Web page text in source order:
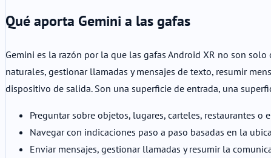
Qué aporta Gemini a las gafas
Gemini es la razón por la que las gafas Android XR no son
naturales, gestionar llamadas y mensajes de texto, resumir
dispositivo de salida. Son una superficie de entrada, una
Preguntar sobre objetos, lugares, carteles, restaurantes
Navegar con indicaciones paso a paso basadas en la
Enviar mensajes, gestionar llamadas y resumir la